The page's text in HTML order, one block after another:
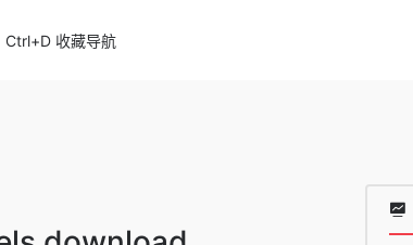
Ctrl+D 收藏导航